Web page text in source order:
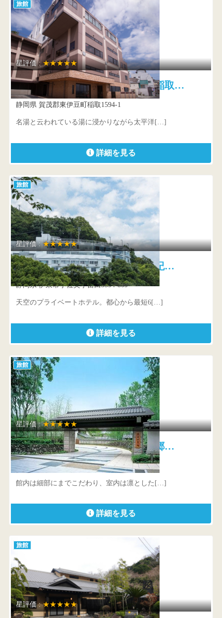
旅館
星評価 :★★★★★
心湯の宿〜SAZANA〜 伊豆稲取…
静岡県 賀茂郡東伊豆町稲取1594-1
名湯と云われている湯に浸かりながら太平洋[…]
詳細を見る
旅館
星評価 :★★★★★
ホテルふたり木もれ陽 21世紀…
静岡県 伊東市宇佐美字留田3594-809
天空のプライベートホテル。都心から最短6[…]
詳細を見る
旅館
星評価 :★★★★★
赤沢迎賓館 広大な赤沢温泉郷…
静岡県 伊東市八幡野1754-114-3
館内は細部にまでこだわり、室内は凛とした[…]
詳細を見る
旅館
星評価 :★★★★★